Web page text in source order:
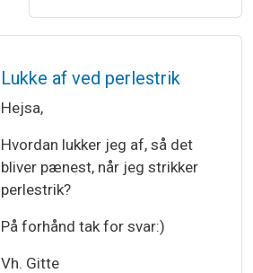
Lukke af ved perlestrik
Hejsa,
Hvordan lukker jeg af, så det
bliver pænest, når jeg strikker
perlestrik?
På forhånd tak for svar:)
Vh. Gitte